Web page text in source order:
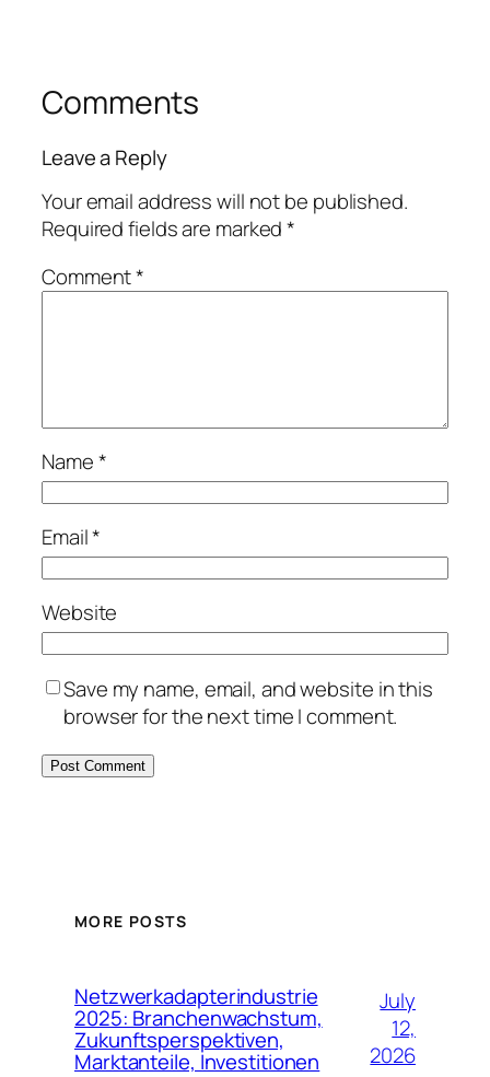
Comments
Leave a Reply
Your email address will not be published.
Required fields are marked*
Comment*
Name*
Email*
Website
Save my name, email, and website in this
browser for the next time I comment.
MORE POSTS
Netzwerkadapterindustrie
2025: Branchenwachstum,
Zukunftsperspektiven,
Marktanteile, Investitionen
July
12,
2026